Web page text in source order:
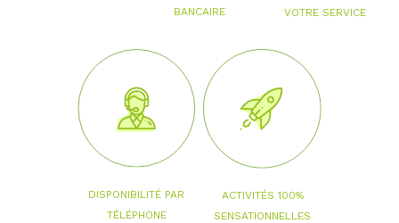
BANCAIRE VOTRE SERVICE
DISPONIBILITÉ PAR
TÉLÉPHONE
ACTIVITÉS 100%
SENSATIONNELLES